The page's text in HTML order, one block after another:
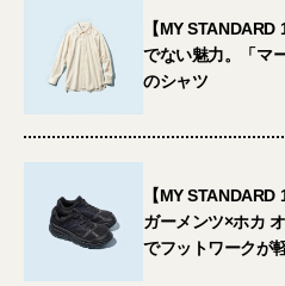
【MY
でない魅力。「マ
のシャツ
【MY
ガーメンツ×ホカ
でフットワークが